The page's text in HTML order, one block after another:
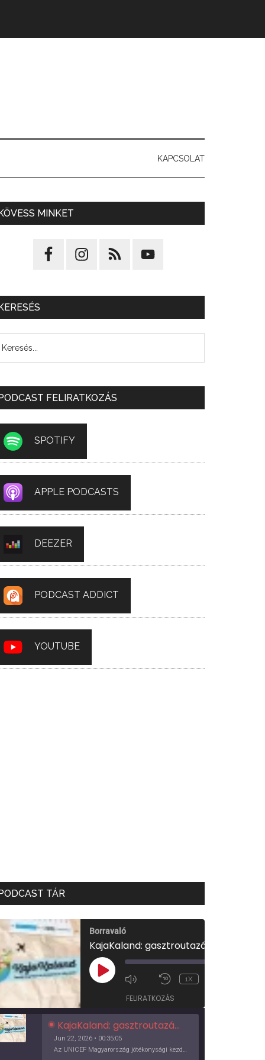
KAPCSOLAT
MINKET
FELIRATKOZÁS
SPOTIFY
APPLE PODCASTS
DEEZER
PODCAST ADDICT
YOUTUBE
TÁR
Borravaló
PLAY
EPISODE
1X
FELIRATKOZÁS
KajaKaland: gasztroutazás a föld körül
Jun 22, 2026 • 00:35:05
Az UNICEF Magyarország jótékonysági kezdeményezése izgalmas, egész éves világkörüli ízutazásra hív, igazi családi program és gasztroedukáció, illetve segítség a rászorulóknak is egyben.